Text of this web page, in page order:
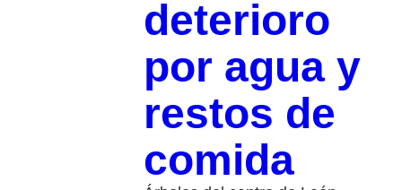
deterioro
por agua y
restos de
comida